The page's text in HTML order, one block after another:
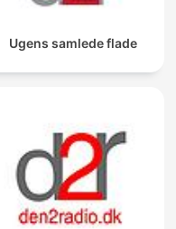
Ugens samlede flade